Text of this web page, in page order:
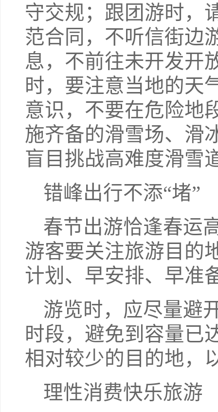
守交规；跟团游时，
范合同，不听信街边
息，不前往未开发开
时，要注意当地的天
意识，不要在危险地
施齐备的滑雪场、滑
盲目挑战高难度滑雪
错峰出行不添“堵”
春节出游恰逢春运
游客要关注旅游目的
计划、早安排、早准
游览时，应尽量避
时段，避免到容量已
相对较少的目的地，
理性消费快乐旅游